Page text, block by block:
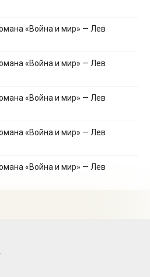
«Война и мир» — Лев
«Война и мир» — Лев
«Война и мир» — Лев
«Война и мир» — Лев
«Война и мир» — Лев